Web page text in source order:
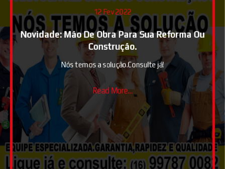
12 Fev 2022
Novidade: Mão De Obra Para Sua Reforma Ou
Construção.
Nós temos a solução.Consulte já!
Read More...